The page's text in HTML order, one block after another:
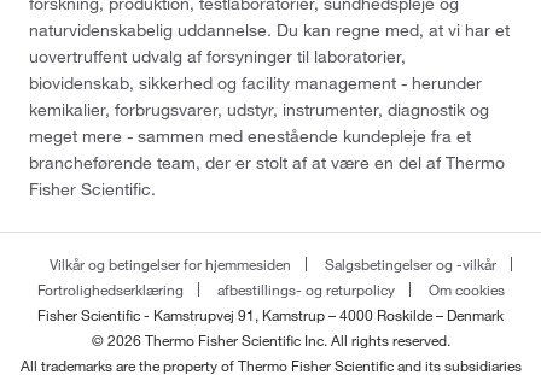
naturvidenskabelig uddannelse. Du kan regne med, at vi har et
uovertruffent udvalg af forsyninger til laboratorier,
biovidenskab, sikkerhed og facility management - herunder
kemikalier, forbrugsvarer, udstyr, instrumenter, diagnostik og
meget mere - sammen med enestående kundepleje fra et
brancheførende team, der er stolt af at være en del af Thermo
Fisher Scientific.
Vilkår og betingelser for hjemmesiden
Salgsbetingelser og -vilkår
Fortrolighedserklæring
afbestillings- og returpolicy
Om cookies
Fisher Scientific - Kamstrupvej 91, Kamstrup – 4000 Roskilde – Denmark
© 2026 Thermo Fisher Scientific Inc. All rights reserved.
All trademarks are the property of Thermo Fisher Scientific and its subsidiaries